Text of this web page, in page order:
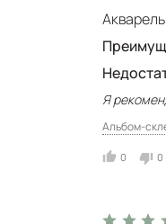
Я
Альбом-
0 0